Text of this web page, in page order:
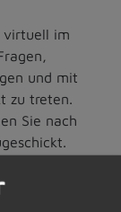
virtuell im
und mit
zu treten.
Sie nach